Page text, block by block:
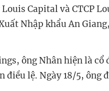
Louis Capital và CTCP
Nhập khẩu An
ông Nhân hiện là
điều lệ. Ngày 18/5,